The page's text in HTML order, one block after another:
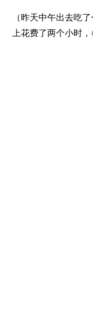
（昨天中午出去吃
上花费了两个小时，